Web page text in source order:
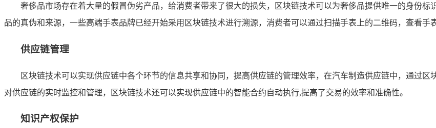
奢侈品市场存在着大量的假冒伪劣产品，给消费者带来了很大的损失，区块链技术可以为奢侈品提供唯一的身份
品的真伪和来源，一些高端手表品牌已经开始采用区块链技术进行溯源，消费者可以通过扫描手表上的二维码，查看手
供应链管理
区块链技术可以实现供应链中各个环节的信息共享和协同，提高供应链的管理效率，在汽车制造供应链中，通过
对供应链的实时监控和管理，区块链技术还可以实现供应链中的智能合约自动执行,提高了交易的效率和准确性。
知识产权保护